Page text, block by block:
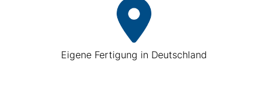
Eigene Fertigung in Deutschland